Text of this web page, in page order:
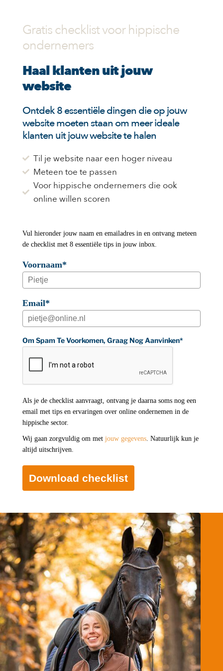
Gratis checklist voor hippische
ondernemers
Haal klanten uit jouw
website
Ontdek 8 essentiële dingen die op jouw
website moeten staan om meer ideale
klanten uit jouw website te halen
Til je website naar een hoger niveau
Meteen toe te passen
Voor hippische ondernemers die ook
online willen scoren
Vul hieronder jouw naam en emailadres in en ontvang meteen
de checklist met 8 essentiële tips in jouw inbox.
Voornaam*
Email*
Om Spam Te Voorkomen, Graag Nog Aanvinken*
Als je de checklist aanvraagt, ontvang je daarna soms nog een
email met tips en ervaringen over online ondernemen in de
hippische sector.
Wij gaan zorgvuldig om met jouw gegevens. Natuurlijk kun je
altijd uitschrijven.
Download checklist